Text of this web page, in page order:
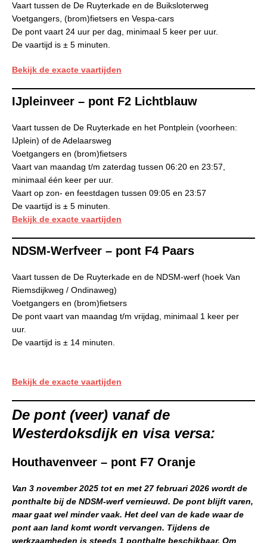
Vaart tussen de De Ruyterkade en de Buiksloterweg
Voetgangers, (brom)fietsers en Vespa-cars
De pont vaart 24 uur per dag, minimaal 5 keer per uur.
De vaartijd is ± 5 minuten.
Bekijk de exacte vaartijden
IJpleinveer – pont F2 Lichtblauw
Vaart tussen de De Ruyterkade en het Pontplein (voorheen:
IJplein) of de Adelaarsweg
Voetgangers en (brom)fietsers
Vaart van maandag t/m zaterdag tussen 06:20 en 23:57,
minimaal één keer per uur.
Vaart op zon- en feestdagen tussen 09:05 en 23:57
De vaartijd is ± 5 minuten.
Bekijk de exacte vaartijden
NDSM-Werfveer – pont F4 Paars
Vaart tussen de De Ruyterkade en de NDSM-werf (hoek Van
Riemsdijkweg / Ondinaweg)
Voetgangers en (brom)fietsers
De pont vaart van maandag t/m vrijdag, minimaal 1 keer per
uur.
De vaartijd is ± 14 minuten.
Bekijk de exacte vaartijden
De pont (veer) vanaf de
Westerdoksdijk en visa versa:
Houthavenveer – pont F7 Oranje
Van 3 november 2025 tot en met 27 februari 2026 wordt de
ponthalte bij de NDSM-werf vernieuwd. De pont blijft varen,
maar gaat wel minder vaak. Het deel van de kade waar de
pont aan land komt wordt vervangen. Tijdens de
werkzaamheden is steeds 1 ponthalte beschikbaar. Om